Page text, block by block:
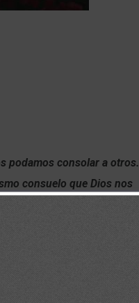
podamos consolar a otros.
consuelo que Dios nos